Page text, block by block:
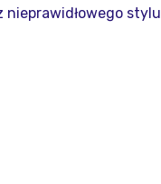
nieprawidłowego